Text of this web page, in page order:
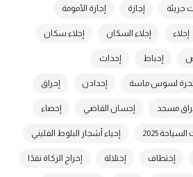
جريئة إجازة إجازة الأمومة
إجلاء إجلاء السكان إجلاء سكان
إحباط إحداث
الحرة لسوس ماسة إحدادن إحراق
مسجد إحسان القاضي إحصاء
2025 إحياء أشجار البلوط الفليني
إختطاف إختلالة إخراج الزكاة نقدًا